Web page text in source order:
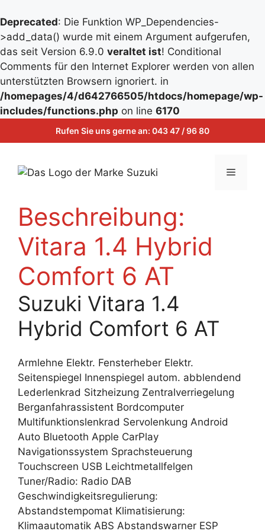
Deprecated: Die Funktion WP_Dependencies-
>add_data() wurde mit einem Argument aufgerufen,
das seit Version 6.9.0 veraltet ist! Conditional
Comments für den Internet Explorer werden von allen
unterstützten Browsern ignoriert. in
/homepages/4/d642766505/htdocs/homepage/wp-
includes/functions.php on line 6170
Zum
Inhalt
Inhalt
Rufen Sie uns gerne an: 043 47 / 96 80
Menü
Beschreibung:
Vitara 1.4 Hybrid
Comfort 6 AT
Suzuki Vitara 1.4
Hybrid Comfort 6 AT
Armlehne Elektr. Fensterheber Elektr.
Seitenspiegel Innenspiegel autom. abblendend
Lederlenkrad Sitzheizung Zentralverriegelung
Berganfahrassistent Bordcomputer
Multifunktionslenkrad Servolenkung Android
Auto Bluetooth Apple CarPlay
Navigationssystem Sprachsteuerung
Touchscreen USB Leichtmetallfelgen
Tuner/Radio: Radio DAB
Geschwindigkeitsregulierung:
Abstandstempomat Klimatisierung:
Klimaautomatik ABS Abstandswarner ESP